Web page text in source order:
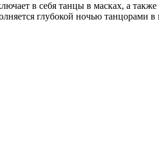
в себя танцы в масках, а
глубокой ночью танцорами